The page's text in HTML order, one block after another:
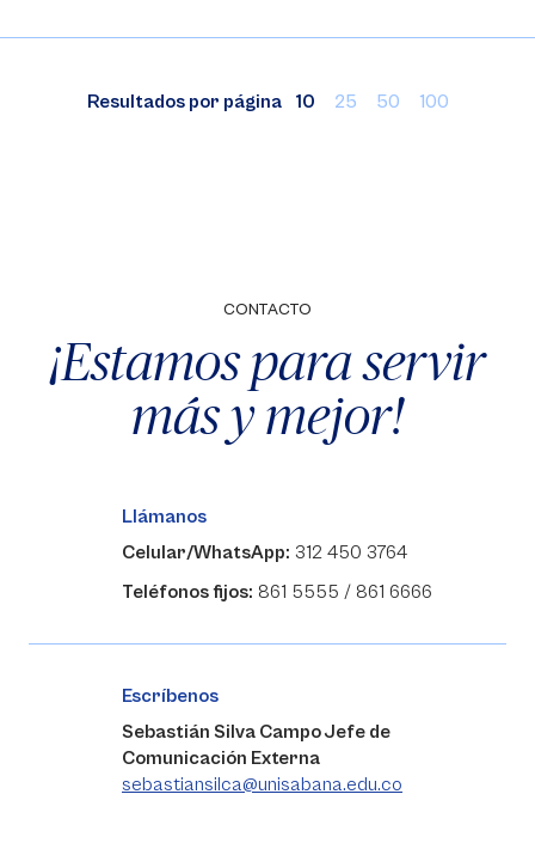
Resultados por página 10 25 50 100
CONTACTO
¡Estamos para servir
más y mejor!
Llámanos
Celular/WhatsApp: 312 450 3764
Teléfonos fijos: 861 5555 / 861 6666
Escríbenos
Sebastián Silva Campo Jefe de
Comunicación Externa
sebastiansilca@unisabana.edu.co